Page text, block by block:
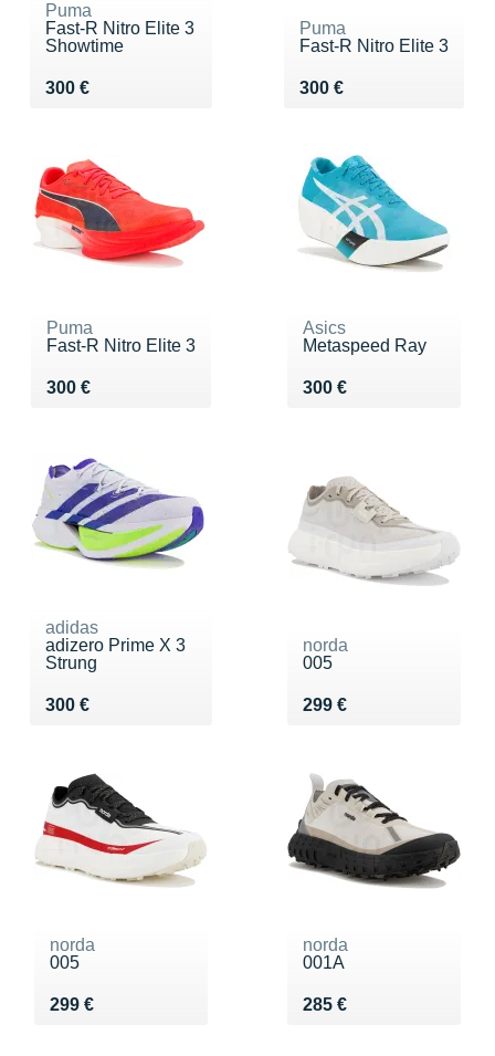
Puma
Fast-R Nitro Elite 3
Showtime
300 €
Vendu 300 €
Puma
Fast-R Nitro Elite 3
300 €
Vendu 300 €
Puma
Fast-R Nitro Elite 3
300 €
Vendu 300 €
Asics
Metaspeed Ray
300 €
Vendu 300 €
adidas
adizero Prime X 3
Strung
300 €
Vendu 300 €
norda
005
299 €
Vendu 299 €
norda
005
299 €
Vendu 299 €
norda
001A
285 €
Vendu 285 €